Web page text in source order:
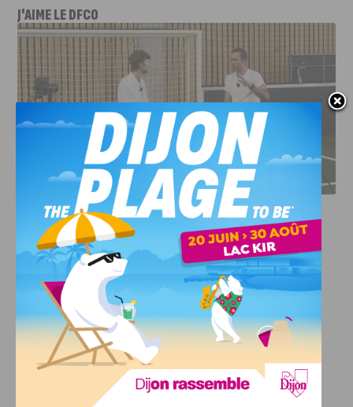
J'AIME LE DFCO
DFCO : RENCONTRE AVEC PIERRE-HENRI DEBALLON,
L’ARTISAN DE LA MONTÉE EN LIGUE 2
INFOS, SPORT
DFCO : Rencontre avec Pierre-Henri
Deballon, l’artisan de la montée en
Ligue 2
7 AOÛT, 2026
Le DFCO est de retour en Ligue 2 après trois ans
d’absence. La saison...
INFOS,
Nouvelle arrivée à la JDA Basket,
Shevon Thompson est dijonnais